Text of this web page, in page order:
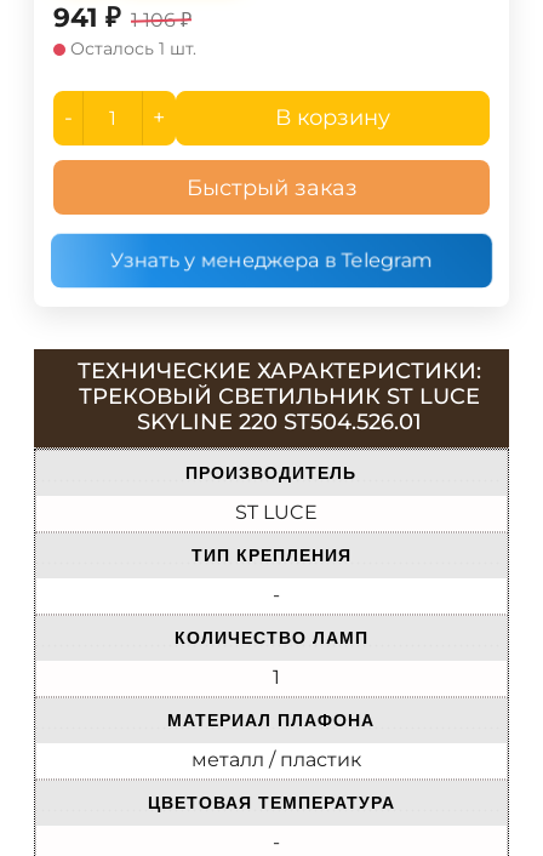
941 ₽ 1 106 ₽
Осталось 1 шт.
- + В корзину
Быстрый заказ
Узнать у менеджера в Telegram
ТЕХНИЧЕСКИЕ ХАРАКТЕРИСТИКИ:
ТРЕКОВЫЙ СВЕТИЛЬНИК ST LUCE
SKYLINE 220 ST504.526.01
ПРОИЗВОДИТЕЛЬ
ST LUCE
ТИП КРЕПЛЕНИЯ
-
КОЛИЧЕСТВО ЛАМП
1
МАТЕРИАЛ ПЛАФОНА
металл / пластик
ЦВЕТОВАЯ ТЕМПЕРАТУРА
-